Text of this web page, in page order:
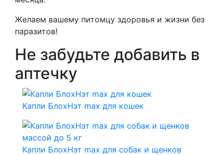
Желаем вашему питомцу здоровья и жизни без
паразитов!
Не забудьте добавить в
аптечку
Капли БлохНэт max для кошек
Капли БлохНэт max для собак и щенков